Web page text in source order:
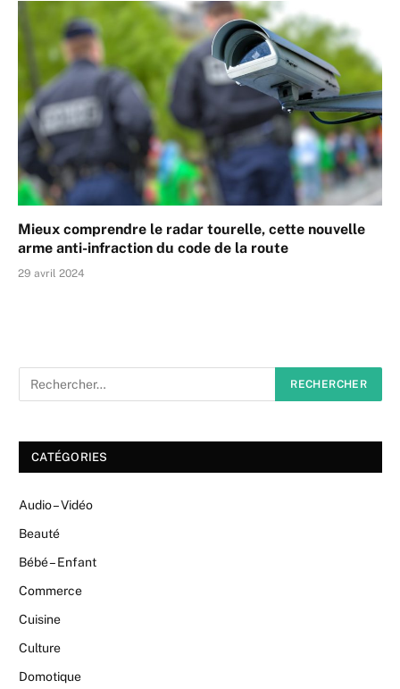
Mieux comprendre le radar tourelle, cette nouvelle
arme anti-infraction du code de la route
29 avril 2024
CATÉGORIES
Audio – Vidéo
Beauté
Bébé – Enfant
Commerce
Cuisine
Culture
Domotique